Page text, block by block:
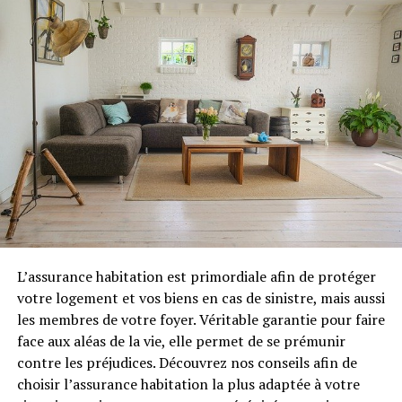
même heure pour permettre à son rythme circadien de
programmer cette heure de manière interne. Pratiquer
une activité physique pendant la journée est également
conseillé pour améliorer la qualité de votre sommeil.
Toutefois, un entraînement trop intensif, notamment
en fin de journée, peut provoquer des problèmes à
l’endormissement.
Améliorer sa literie
Vous dormez sur un matelas qui commence à vieillir ou
utilisez un oreiller devenu difforme avec le temps ? Une
literie usée peut engendrer des troubles du sommeil non
négligeables, en plus de problèmes de santé,
notamment des maux de dos.
L’assurance habitation est primordiale afin de protéger
votre logement et vos biens en cas de sinistre, mais aussi
les membres de votre foyer. Véritable garantie pour faire
face aux aléas de la vie, elle permet de se prémunir
contre les préjudices. Découvrez nos conseils afin de
choisir l’assurance habitation la plus adaptée à votre